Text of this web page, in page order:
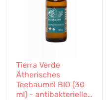
Tierra Verde
Ätherisches
Teebaumöl BIO (30
ml) - antibakterieller